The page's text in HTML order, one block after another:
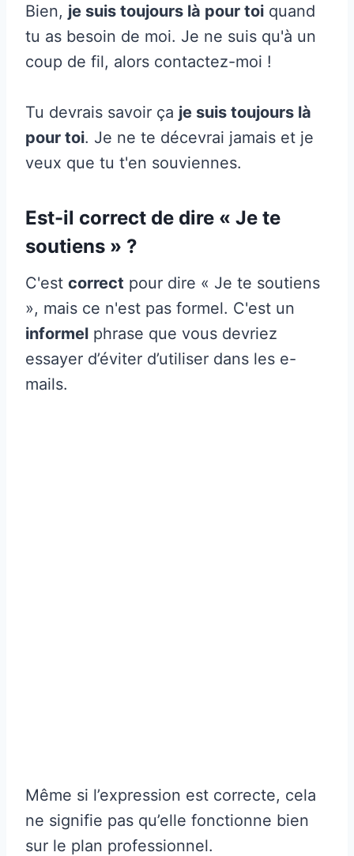
Bien, je suis toujours là pour toi quand
tu as besoin de moi. Je ne suis qu'à un
coup de fil, alors contactez-moi !
Tu devrais savoir ça je suis toujours là
pour toi. Je ne te décevrai jamais et je
veux que tu t'en souviennes.
Est-il correct de dire « Je te
soutiens » ?
C'est correct pour dire « Je te soutiens
», mais ce n'est pas formel. C'est un
informel phrase que vous devriez
essayer d’éviter d’utiliser dans les e-
mails.
Même si l’expression est correcte, cela
ne signifie pas qu’elle fonctionne bien
sur le plan professionnel.